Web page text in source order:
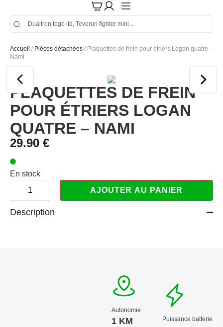
Accueil / Pièces détachées / Plaquettes de frein pour étriers Logan quatre –
Nami
PLAQUETTES DE FREIN
POUR ÉTRIERS LOGAN
QUATRE – NAMI
29.90 €
En stock
AJOUTER AU PANIER
Description
Autonomie
1 KM Puissance batterie